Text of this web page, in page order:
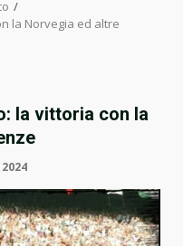
la Norvegia ed altre
la vittoria con la